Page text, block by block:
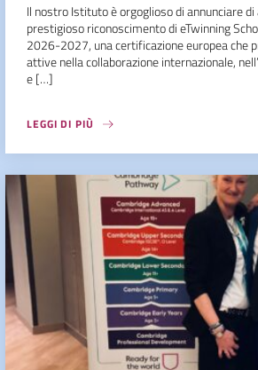
Il nostro Istituto è orgoglioso di annunciare
prestigioso riconoscimento di eTwinning
2026-2027, una certificazione europea che
attive nella collaborazione internazionale,
e […]
LEGGI DI PIÙ